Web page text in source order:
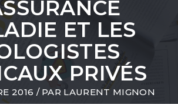
ET LES
PRIVÉS
2016 / PAR LAURENT MIGNON